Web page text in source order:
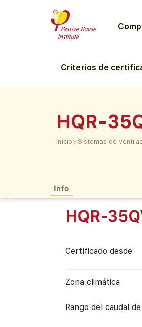
Criterios de
HQR-
Inicio > Sistemas de
Info
HQR-
Certificado desde
Zona climática
Rango del caudal